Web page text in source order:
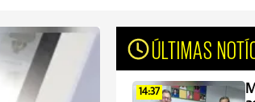
ÚLTIMAS
14:37